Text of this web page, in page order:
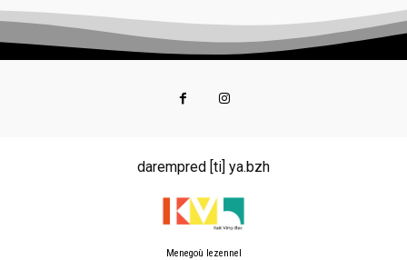
darempred [ti] ya.bzh
Menegoù lezennel